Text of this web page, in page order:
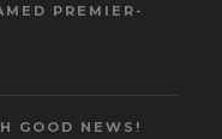
PREMIER-
GOOD NEWS!